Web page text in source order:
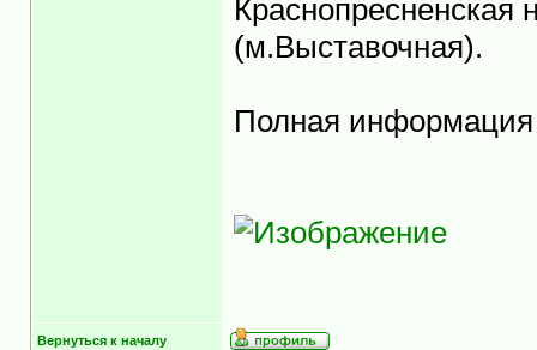
Краснопресненская
(м.Выставочная).
Полная
Вернуться к началу